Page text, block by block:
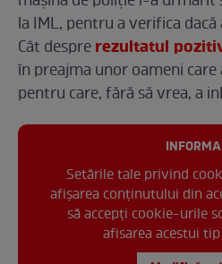
la IML, pentru a verifica
Cât desprerezultatul
în preajma unor oameni
pentru care, fără să vrea, a
Setările tale privind
afișarea conținutului din
să accepți cookie-urile
afisarea acestui